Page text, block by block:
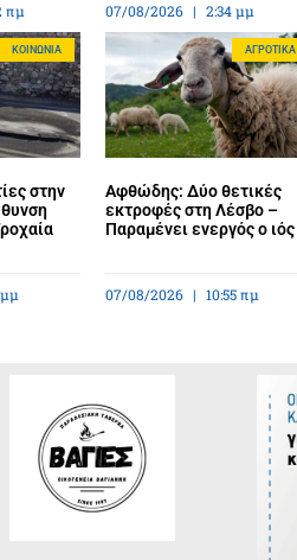
πμ 07/08/2026 2:34 μμ
ΚΟΙΝΩΝΊΑ
στην
μμ
ΑΓΡΟΤΙΚΆ
Αφθώδης: Δύο θετικές
εκτροφές στη Λέσβο –
Παραμένει ενεργός ο ιός
07/08/2026 10:55 πμ